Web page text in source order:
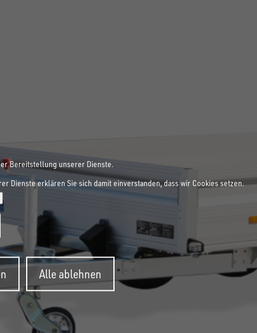
Bereitstellung unserer Dienste.
Dienste erklären Sie sich damit einverstanden, dass wir Cookies setzen.
Zustimmung
zurückziehen
Alle ablehnen